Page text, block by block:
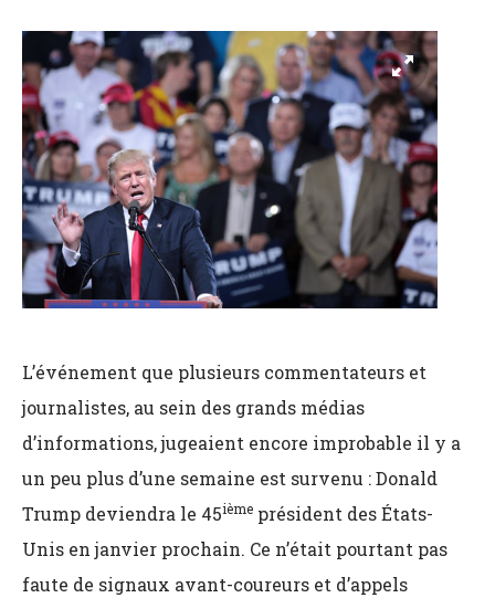
L’événement que plusieurs commentateurs et
journalistes, au sein des grands médias
d’informations, jugeaient encore improbable il y a
un peu plus d’une semaine est survenu : Donald
Trump deviendra le 45ième président des États-
Unis en janvier prochain. Ce n’était pourtant pas
faute de signaux avant-coureurs et d’appels